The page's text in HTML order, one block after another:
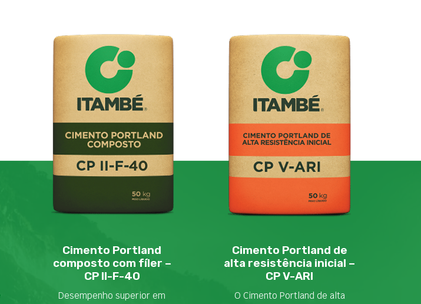
Cimento Portland
composto com fíler –
CP II-F-40
Desempenho superior em
Cimento Portland de
alta resistência inicial –
CP V-ARI
O Cimento Portland de alta